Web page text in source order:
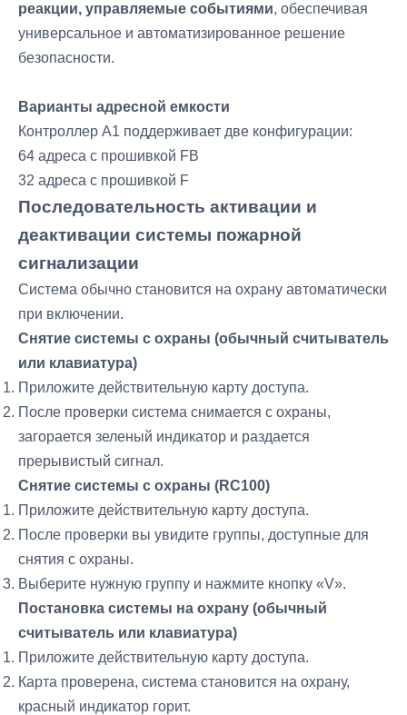
реакции, управляемые событиями, обеспечивая
универсальное и автоматизированное решение
безопасности.
Варианты адресной емкости
Контроллер A1 поддерживает две конфигурации:
64 адреса с прошивкой FB
32 адреса с прошивкой F
Последовательность активации и
деактивации системы пожарной
сигнализации
Система обычно становится на охрану автоматически
при включении.
Снятие системы с охраны (обычный считыватель
или клавиатура)
Приложите действительную карту доступа.
После проверки система снимается с охраны,
загорается зеленый индикатор и раздается
прерывистый сигнал.
Снятие системы с охраны (RC100)
Приложите действительную карту доступа.
После проверки вы увидите группы, доступные для
снятия с охраны.
Выберите нужную группу и нажмите кнопку «V».
Постановка системы на охрану (обычный
считыватель или клавиатура)
Приложите действительную карту доступа.
Карта проверена, система становится на охрану,
красный индикатор горит.